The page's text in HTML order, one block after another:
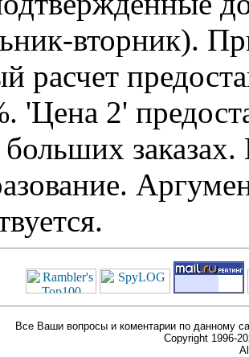
вторник).
расчет
'Цена 2'
Все Ваши вопросы и коментарии по данному
Copyright 1996-